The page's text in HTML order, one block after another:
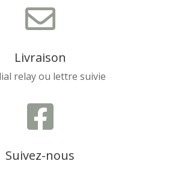

Livraison
relay ou lettre suivie

Suivez-nous